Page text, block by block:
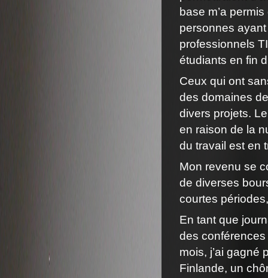
base m’a
personnes ayant
professionnels
étudiants en fin
Ceux qui ont
des domaines
divers projets.
en raison de la
du travail est en
Mon revenu se
de diverses
courtes
En tant que
des
mois, j’ai gagné
Finlande, un